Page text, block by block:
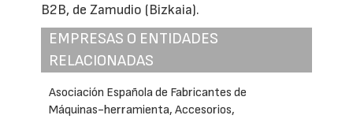
B2B, de Zamudio (Bizkaia).
EMPRESAS O ENTIDADES
RELACIONADAS
Asociación Española de Fabricantes de
Máquinas-herramienta, Accesorios,